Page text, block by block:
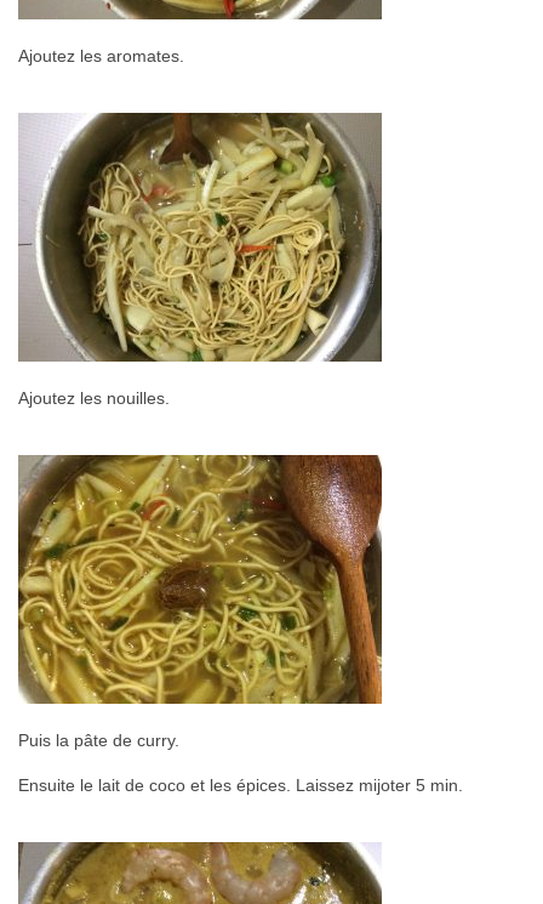
Ajoutez les aromates.
Ajoutez les nouilles.
Puis la pâte de curry.
Ensuite le lait de coco et les épices. Laissez mijoter 5 min.